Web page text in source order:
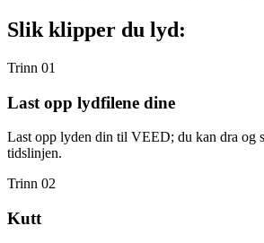
Slik klipper du lyd:
Trinn 01
Last opp lydfilene dine
Last opp lyden din til VEED; du kan dra og
tidslinjen.
Trinn 02
Kutt